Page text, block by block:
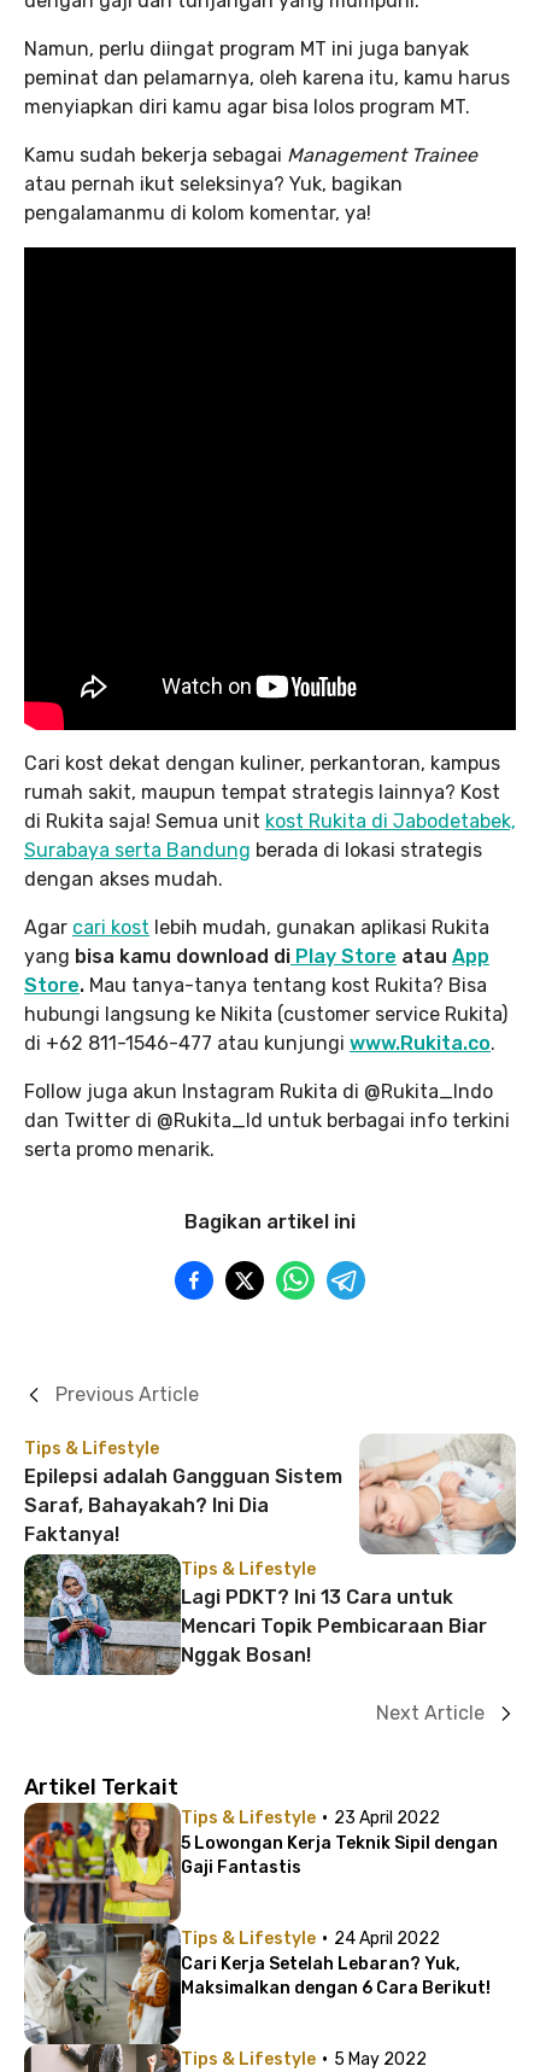
Namun, perlu diingat program MT ini juga banyak
peminat dan pelamarnya, oleh karena itu, kamu harus
menyiapkan diri kamu agar bisa lolos program MT.
Kamu sudah bekerja sebagai Management Trainee
atau pernah ikut seleksinya? Yuk, bagikan
pengalamanmu di kolom komentar, ya!
Cari kost dekat dengan kuliner, perkantoran, kampus
rumah sakit, maupun tempat strategis lainnya? Kost
di Rukita saja! Semua unit kost Rukita di Jabodetabek,
Surabaya serta Bandung berada di lokasi strategis
dengan akses mudah.
Agar cari kost lebih mudah, gunakan aplikasi Rukita
yang bisa kamu download di Play Store atau App
Store. Mau tanya-tanya tentang kost Rukita? Bisa
hubungi langsung ke Nikita (customer service Rukita)
di +62 811-1546-477 atau kunjungi www.Rukita.co.
Follow juga akun Instagram Rukita di @Rukita_Indo
dan Twitter di @Rukita_Id untuk berbagai info terkini
serta promo menarik.
Bagikan artikel ini
Tips & Lifestyle
Epilepsi adalah Gangguan Sistem
Saraf, Bahayakah? Ini Dia
Faktanya!
Previous Article
Tips & Lifestyle
Lagi PDKT? Ini 13 Cara untuk
Mencari Topik Pembicaraan Biar
Nggak Bosan!
Next Article
Artikel Terkait
Tips & Lifestyle · 23 April 2022
5 Lowongan Kerja Teknik Sipil dengan
Gaji Fantastis
Tips & Lifestyle · 24 April 2022
Cari Kerja Setelah Lebaran? Yuk,
Maksimalkan dengan 6 Cara Berikut!
Tips & Lifestyle · 5 May 2022